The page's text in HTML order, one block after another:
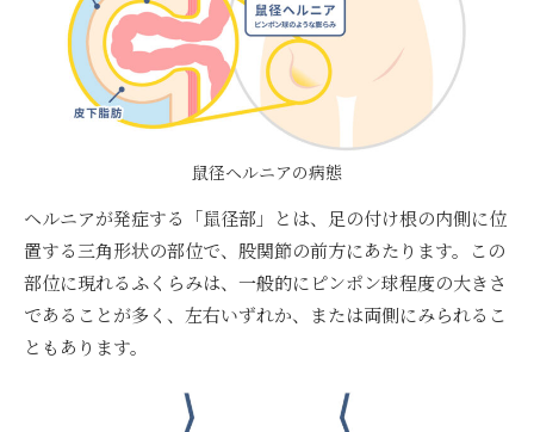
鼠径ヘルニアの病態
ヘルニアが発症する「鼠径部」とは、足の付け根の内側に位
置する三角形状の部位で、股関節の前方にあたります。この
部位に現れるふくらみは、一般的にピンポン球程度の大きさ
であることが多く、左右いずれか、または両側にみられるこ
ともあります。